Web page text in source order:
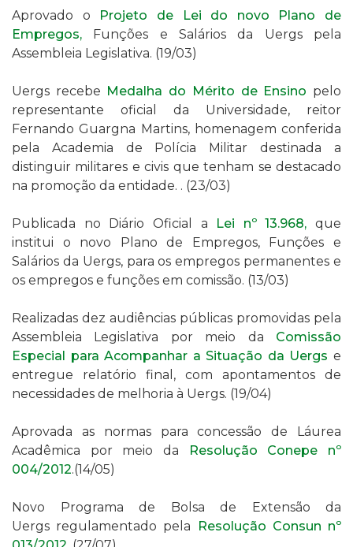
Aprovado o Projeto de Lei do novo Plano de
Empregos, Funções e Salários da Uergs pela
Assembleia Legislativa. (19/03)
Uergs recebe Medalha do Mérito de Ensino pelo
representante oficial da Universidade, reitor
Fernando Guargna Martins,homenagem conferida
pela Academia de Polícia Militardestinada a
distinguir militares e civis que tenham se destacado
na promoção da entidade. . (23/03)
Publicada no Diário Oficial a Lei nº 13.968, que
institui o novo Planode Empregos,Funções e
Salários da Uergs, para os empregos permanentes e
os empregos e funções em comissão. (13/03)
Realizadas dez audiências públicas promovidas pela
Assembleia Legislativa por meio da Comissão
Especial para Acompanhar a Situação da Uergs e
entregue relatório final, com apontamentos de
necessidades de melhoria à Uergs. (19/04)
Aprovada as normas para concessão de Láurea
Acadêmica por meio da
Resolução Conepe nº
004/2012.(14/05)
Novo Programa de Bolsa de Extensão da
Uergs regulamentado pela
Resolução Consun nº